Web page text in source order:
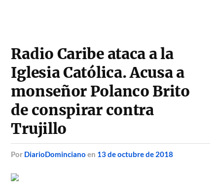
Radio Caribe ataca a la
Iglesia Católica. Acusa a
monseñor Polanco Brito
de conspirar contra
Trujillo
por DiarioDominciano en 13 de octubre de 2018